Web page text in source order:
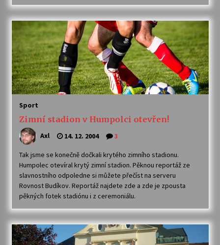
Sport
Zimní stadion v Humpolci otevřen!
Axl 14. 12. 2004 3
Tak jsme se konečně dočkali krytého zimního stadionu.
Humpolec otevíral krytý zimní stadion. Pěknou reportáž ze
slavnostního odpoledne si můžete přečíst na serveru
Rovnost Budíkov. Reportáž najdete zde a zde je zpousta
pěkných fotek stadiónu i z ceremoniálu.